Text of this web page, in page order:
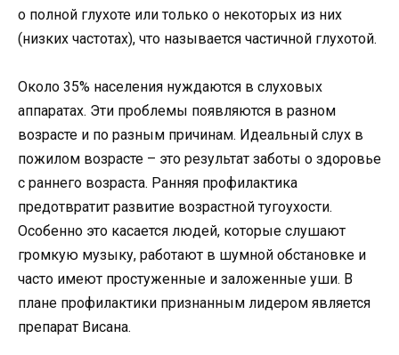
о полной глухоте или только о некоторых из них
(низких частотах), что называется частичной глухотой.
Около 35% населения нуждаются в слуховых
аппаратах. Эти проблемы появляются в разном
возрасте и по разным причинам. Идеальный слух в
пожилом возрасте – это результат заботы о здоровье
с раннего возраста. Ранняя профилактика
предотвратит развитие возрастной тугоухости.
Особенно это касается людей, которые слушают
громкую музыку, работают в шумной обстановке и
часто имеют простуженные и заложенные уши. В
плане профилактики признанным лидером является
препарат Висана.